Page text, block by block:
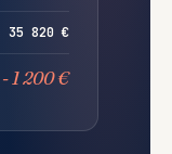
35 820 €
- 1 200 €